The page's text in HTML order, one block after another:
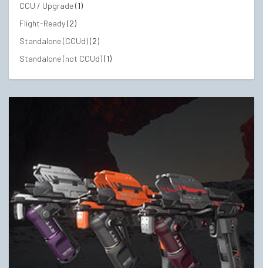
CCU / Upgrade(1)
Flight-Ready(2)
Standalone (CCUd)(2)
Standalone (not CCUd)(1)